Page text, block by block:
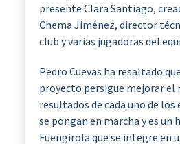
presente Clara Santiago,
Chema Jiménez, director
club y varias jugadoras del
Pedro Cuevas ha resaltado
proyecto persigue mejorar el
resultados de cada uno de los
se pongan en marcha y es un
Fuengirola que se integre en